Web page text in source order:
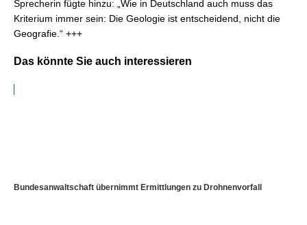
Sprecherin fügte hinzu: „Wie in Deutschland auch muss das
Kriterium immer sein: Die Geologie ist entscheidend, nicht die
Geografie.“ +++
Das könnte Sie auch interessieren
Bundesanwaltschaft übernimmt Ermittlungen zu Drohnenvorfall